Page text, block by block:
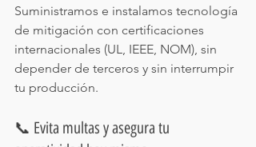
Suministramos e instalamos tecnología
de mitigación con certificaciones
internacionales (UL, IEEE, NOM), sin
depender de terceros y sin interrumpir
tu producción.
📞 Evita multas y asegura tu